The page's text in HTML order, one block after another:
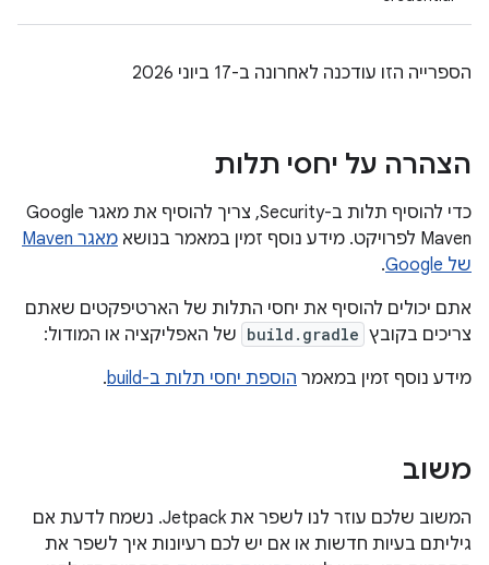
הספרייה הזו עודכנה לאחרונה ב-17 ביוני 2026
הצהרה על יחסי תלות
כדי להוסיף תלות ב-Security, צריך להוסיף את מאגר Google
Maven לפרויקט. מידע נוסף זמין במאמר בנושא
מאגר Maven
של Google
.
אתם יכולים להוסיף את יחסי התלות של הארטיפקטים שאתם
צריכים בקובץ build.gradle של האפליקציה או המודול:
מידע נוסף זמין במאמר הוספת יחסי תלות ב-build .
משוב
המשוב שלכם עוזר לנו לשפר את Jetpack. נשמח לדעת אם
גיליתם בעיות חדשות או אם יש לכם רעיונות איך לשפר את